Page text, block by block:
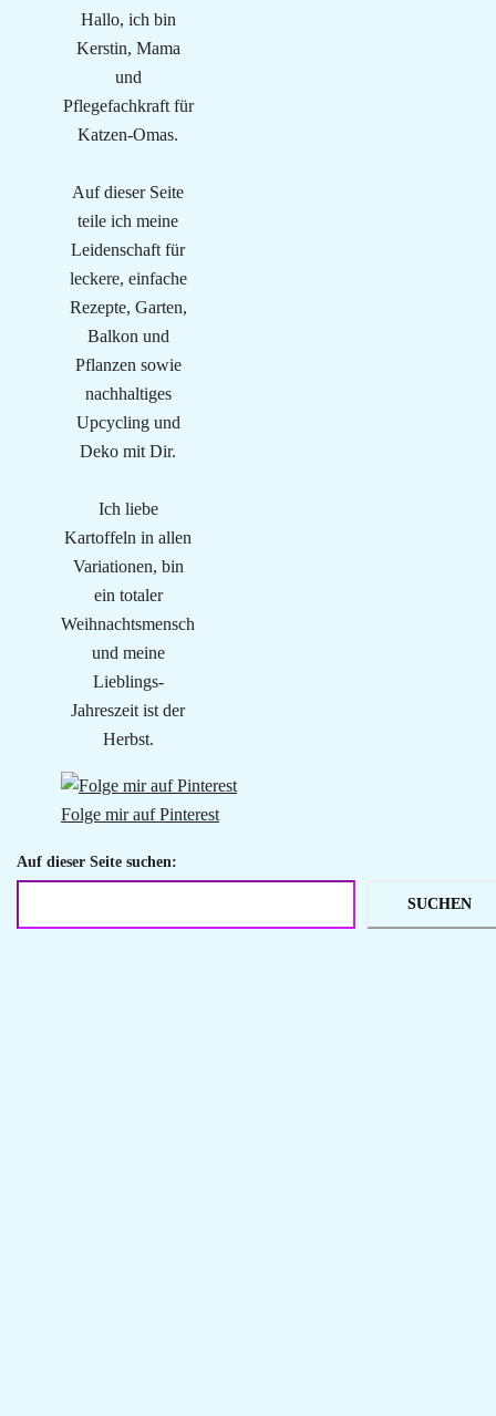
Hallo, ich bin
Kerstin, Mama
und
Pflegefachkraft für
Katzen-Omas.
Auf dieser Seite
teile ich meine
Leidenschaft für
leckere, einfache
Rezepte, Garten,
Balkon und
Pflanzen sowie
nachhaltiges
Upcycling und
Deko mit Dir.
Ich liebe
Kartoffeln in allen
Variationen, bin
ein totaler
Weihnachtsmensch
und meine
Lieblings-
Jahreszeit ist der
Herbst.
Folge mir auf Pinterest
Auf dieser Seite suchen:
SUCHEN